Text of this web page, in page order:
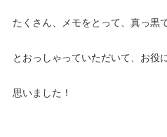
たくさん、メモをとって、真っ黒
とおっしゃっていただいて、お役
思いました！